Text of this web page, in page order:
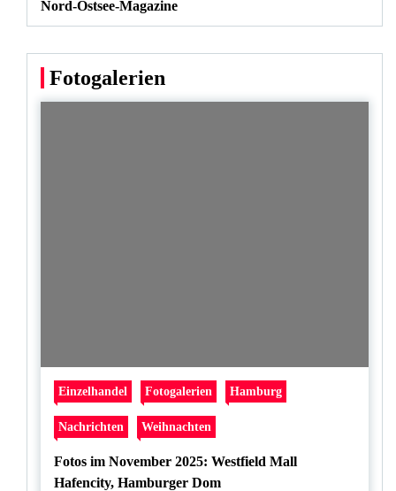
Nord-Ostsee-Magazine
Fotogalerien
Einzelhandel Fotogalerien Hamburg
Nachrichten Weihnachten
Fotos im November 2025: Westfield Mall
Hafencity, Hamburger Dom